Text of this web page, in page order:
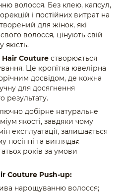
волосся. Без клею, капсул,
і постійних витрат на
для жінок, які
волосся, цінують свій
якість.
Hair Couture створюється
Це кропітка ювелірна
досвідом, де кожна
для досягнення
результату.
добірне натуральне
якості, завдяки чому
експлуатації, залишається
та виглядає
років за умови
Couture Push-up:
нарощуванню волосся;